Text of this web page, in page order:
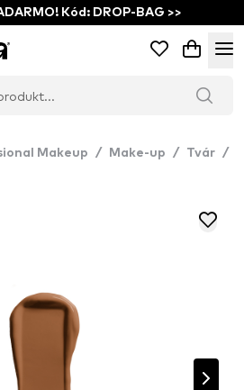
Kód: DROP-BAG >>
Makeup / Make-up / Tvár /